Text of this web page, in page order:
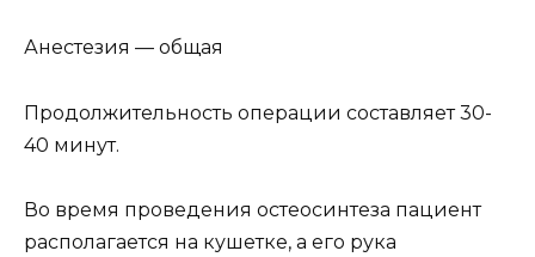
Анестезия — общая
Продолжительность операции составляет 30-
40 минут.
Во время проведения остеосинтеза пациент
располагается на кушетке, а его рука